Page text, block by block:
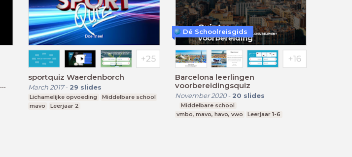
sportquiz Waerdenborch
March 2017- 29 slides
Lichamelijke opvoeding
Middelbare school
mavo
Leerjaar 2
Barcelona leerlingen
voorbereidingsquiz
November 2020- 20 slides
Middelbare school
vmbo, mavo, havo, vwo
Leerjaar 1-6
Dé Schoolreisgids